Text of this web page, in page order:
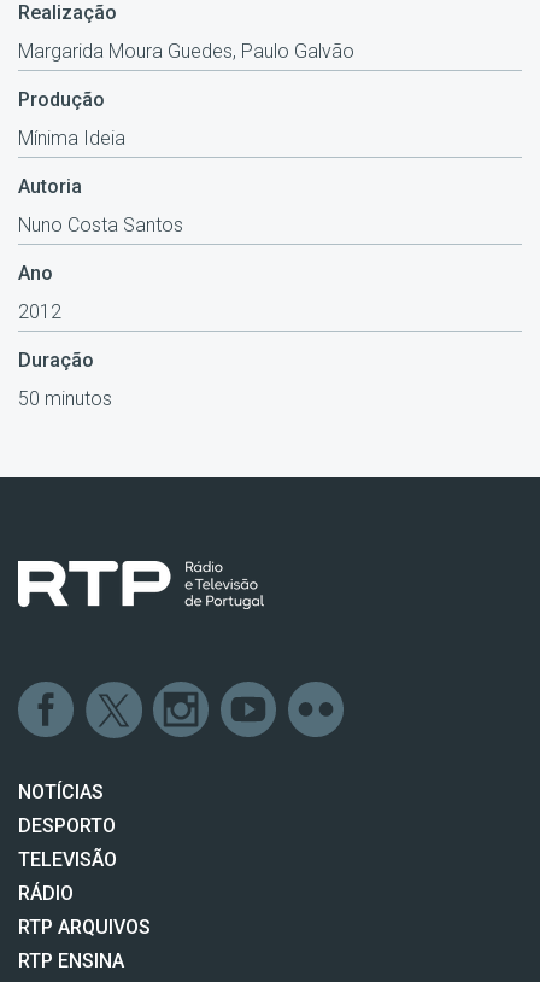
Realização
Margarida Moura Guedes, Paulo Galvão
Produção
Mínima Ideia
Autoria
Nuno Costa Santos
Ano
2012
Duração
50 minutos
NOTÍCIAS
DESPORTO
TELEVISÃO
RÁDIO
RTP ARQUIVOS
RTP ENSINA